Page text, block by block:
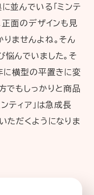
並んでいる「ミンテ
正面のデザインも見
ませんよね。そん
んでいました。そ
横型の平置きに変
でもしっかりと商品
ティア」は急成長
ただくようになりま